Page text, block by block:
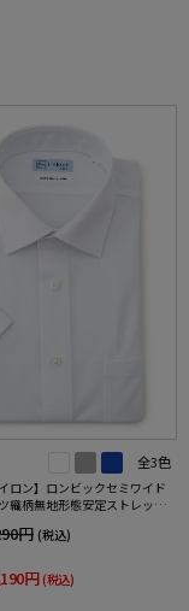
全3色
ロン】ロンビックセミワイド
織柄無地形態安定ストレッチ
円 (税込)
円 (税込)